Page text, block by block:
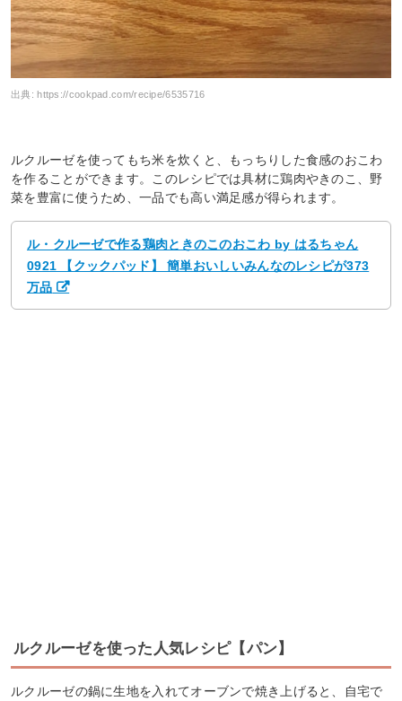
出典:https://cookpad.com/recipe/6535716
ルクルーゼを使ってもち米を炊くと、もっちりした食感のおこわ
を作ることができます。このレシピでは具材に鶏肉やきのこ、野
菜を豊富に使うため、一品でも高い満足感が得られます。
ル・クルーゼで作る鶏肉ときのこのおこわ by はるちゃん
0921 【クックパッド】 簡単おいしいみんなのレシピが373
万品
ルクルーゼを使った人気レシピ【パン】
ルクルーゼの鍋に生地を入れてオーブンで焼き上げると、自宅で